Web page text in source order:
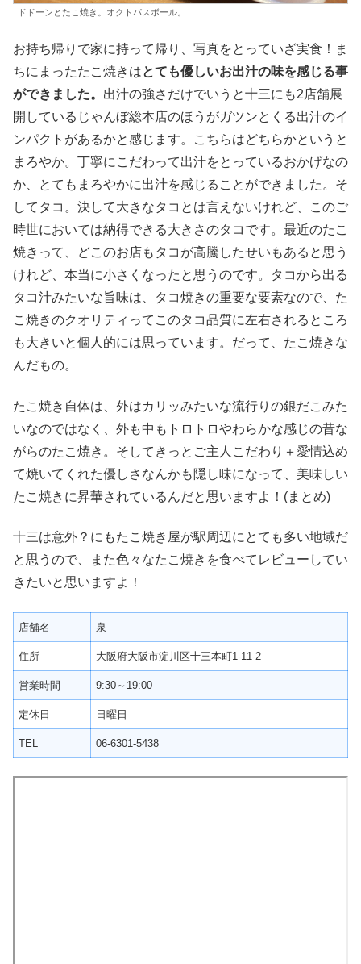
ドドーンとたこ焼き。オクトパスボール。
お持ち帰りで家に持って帰り、写真をとっていざ実食！ま
ちにまったたこ焼きはとても優しいお出汁の味を感じる事
ができました。 出汁の強さだけでいうと十三にも2店舗展
開しているじゃんぼ総本店のほうがガツンとくる出汁のイ
ンパクトがあるかと感じます。こちらはどちらかというと
まろやか。丁寧にこだわって出汁をとっているおかげなの
か、とてもまろやかに出汁を感じることができました。そ
してタコ。決して大きなタコとは言えないけれど、このご
時世においては納得できる大きさのタコです。最近のたこ
焼きって、どこのお店もタコが高騰したせいもあると思う
けれど、本当に小さくなったと思うのです。タコから出る
タコ汁みたいな旨味は、タコ焼きの重要な要素なので、た
こ焼きのクオリティってこのタコ品質に左右されるところ
も大きいと個人的には思っています。だって、たこ焼きな
んだもの。
たこ焼き自体は、外はカリッみたいな流行りの銀だこみた
いなのではなく、外も中もトロトロやわらかな感じの昔な
がらのたこ焼き。そしてきっとご主人こだわり＋愛情込め
て焼いてくれた優しさなんかも隠し味になって、美味しい
たこ焼きに昇華されているんだと思いますよ！(まとめ)
十三は意外？にもたこ焼き屋が駅周辺にとても多い地域だ
と思うので、また色々なたこ焼きを食べてレビューしてい
きたいと思いますよ！
店舗名 泉
住所 大阪府大阪市淀川区十三本町1-11-2
営業時間 9:30～19:00
定休日 日曜日
TEL 06-6301-5438